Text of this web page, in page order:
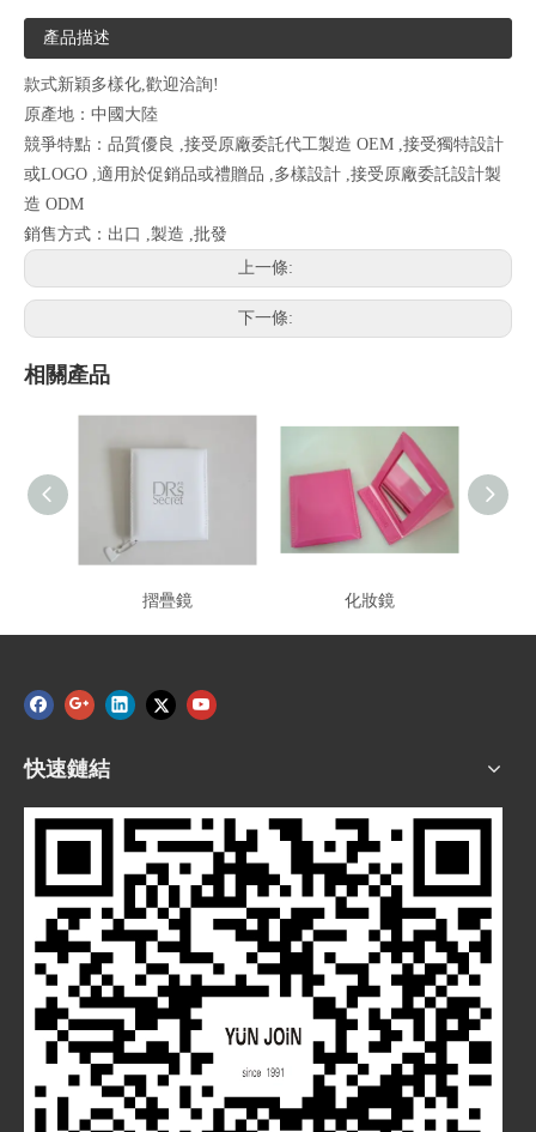
產品描述
款式新穎多樣化,歡迎洽詢!
原產地：中國大陸
競爭特點：品質優良 ,接受原廠委託代工製造 OEM ,接受獨特設計
或LOGO ,適用於促銷品或禮贈品 ,多樣設計 ,接受原廠委託設計製
造 ODM
銷售方式：出口 ,製造 ,批發
上一條:
下一條:
相關產品
摺疊鏡 化妝鏡
快速鏈結